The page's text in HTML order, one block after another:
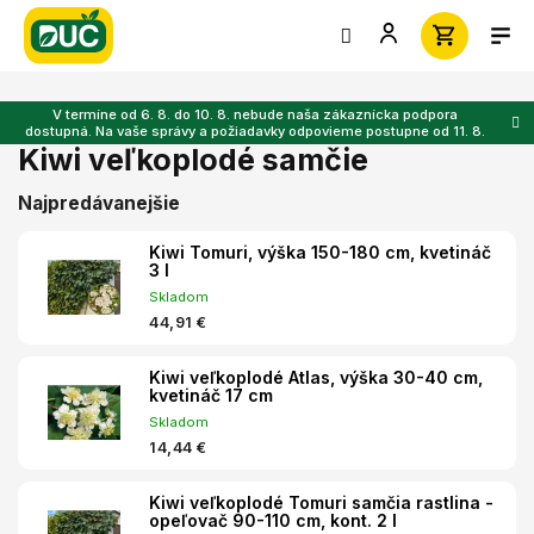
Prejsť
obsah
V termíne od 6. 8. do 10. 8. nebude naša zákaznícka podpora
dostupná. Na vaše správy a požiadavky odpovieme postupne od 11. 8.
Kiwi veľkoplodé samčie
Najpredávanejšie
Kiwi Tomuri, výška 150-180 cm, kvetináč
3 l
Skladom
44,91 €
Kiwi veľkoplodé Atlas, výška 30-40 cm,
kvetináč 17 cm
Skladom
14,44 €
Kiwi veľkoplodé Tomuri samčia rastlina -
opeľovač 90-110 cm, kont. 2 l